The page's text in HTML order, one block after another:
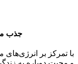
جذب
با تمرکز بر